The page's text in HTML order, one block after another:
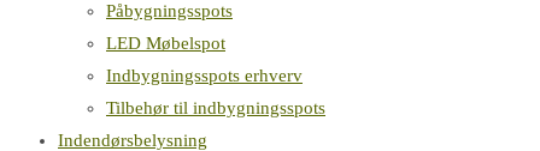
Påbygningsspots
LED Møbelspot
Indbygningsspots erhverv
Tilbehør til indbygningsspots
Indendørsbelysning